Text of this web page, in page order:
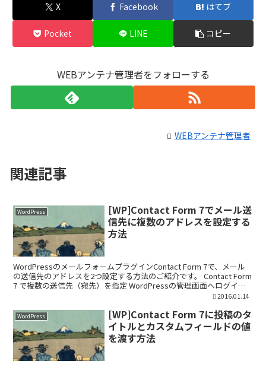
X Facebook はてブ
Pocket LINE コピー
WEBアンテナ管理者をフォローする
WEBアンテナ管理者
関連記事
WordPress
[WP]Contact Form 7でメール送
信先に複数のアドレスを設定する
方法
WordPressのメールフォームプラグインContact Form 7で、メール
の送信先のアドレスを2つ設定する方法のご紹介です。 Contact Form
7 で複数の送信先（宛先）を指定 WordPressの管理画面へログイン
2016.01.14
WordPress
[WP]Contact Form 7に投稿のタ
イトルとカスタムフィールドの値
を渡す方法